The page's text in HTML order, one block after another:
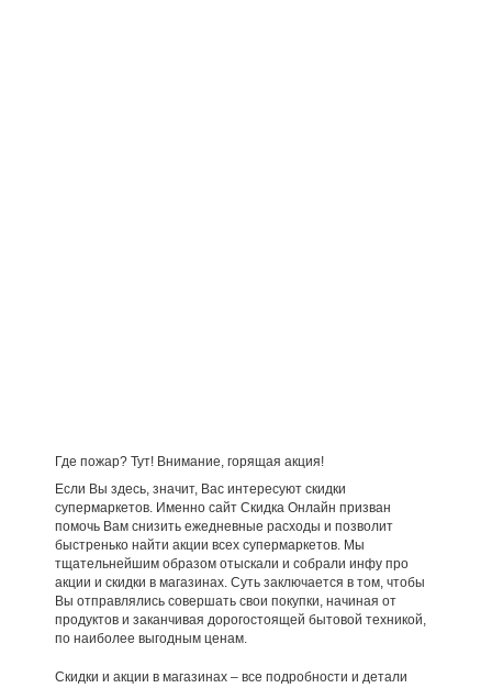
Где пожар? Тут! Внимание, горящая акция!
Если Вы здесь, значит, Вас интересуют скидки
супермаркетов. Именно сайт Скидка Онлайн призван
помочь Вам снизить ежедневные расходы и позволит
быстренько найти акции всех супермаркетов. Мы
тщательнейшим образом отыскали и собрали инфу про
акции и скидки в магазинах. Суть заключается в том, чтобы
Вы отправлялись совершать свои покупки, начиная от
продуктов и заканчивая дорогостоящей бытовой техникой,
по наиболее выгодным ценам.
Скидки и акции в магазинах – все подробности и детали